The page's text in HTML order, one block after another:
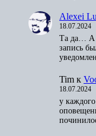
Alexei
18.07.2024
Та да… А
запись
Tim к
18.07.2024
у